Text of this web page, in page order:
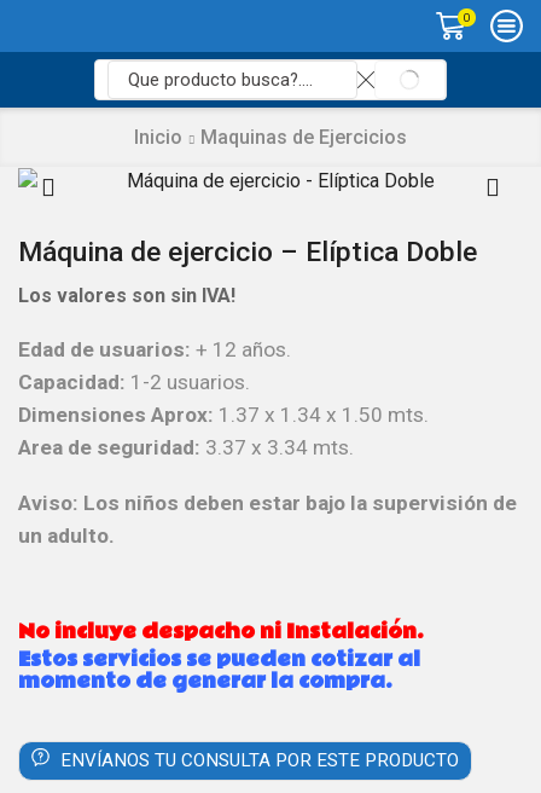
0
Search
input
SEARCH
Inicio Maquinas de Ejercicios
Máquina de ejercicio – Elíptica Doble
Los valores son sin IVA!
Edad de usuarios: + 12 años.
Capacidad: 1-2 usuarios.
Dimensiones Aprox: 1.37 x 1.34 x 1.50 mts.
Area de seguridad: 3.37 x 3.34 mts.
Aviso: Los niños deben estar bajo la supervisión de
un adulto.
No incluye despacho ni Instalación.
Estos servicios se pueden cotizar al
momento de generar la compra.
ENVÍANOS TU CONSULTA POR ESTE PRODUCTO